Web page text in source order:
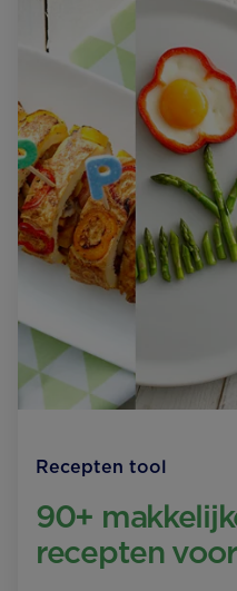
Recepten tool
90+
recepten